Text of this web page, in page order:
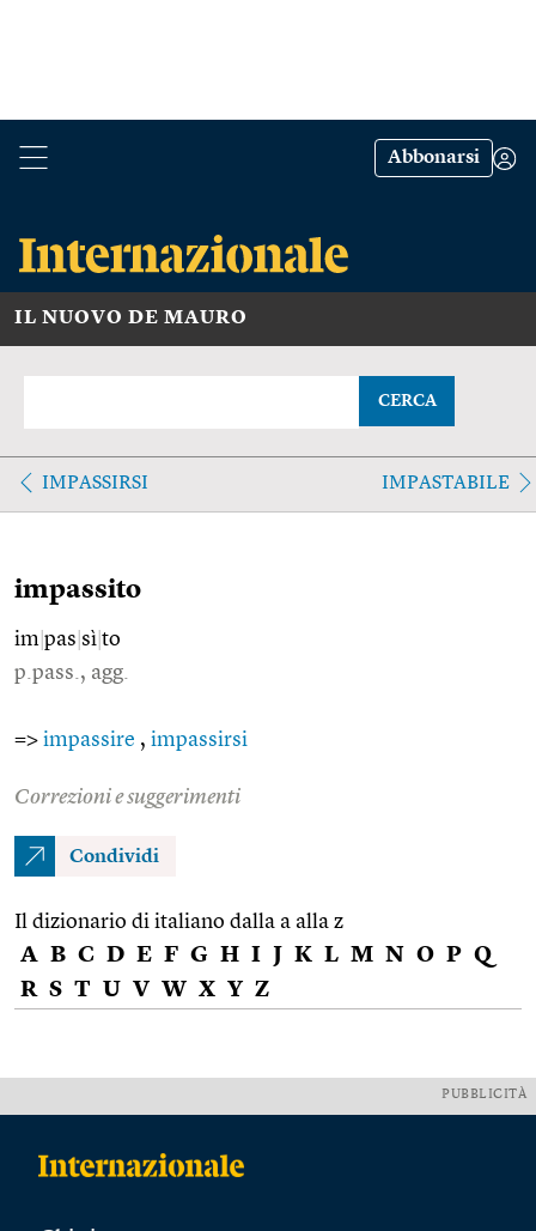
Abbonarsi
IL NUOVO DE MAURO
CERCA
IMPASSIRSI IMPASTABILE
impassito
im pas sì to
p.pass., agg.
=> impassire , impassirsi
Correzioni e suggerimenti
Condividi
Il dizionario di italiano dalla a alla z
A B C D E F G H I J K L M N O P Q
R S T U V W X Y Z
PUBBLICITÀ